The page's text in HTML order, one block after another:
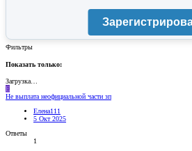
Фильтры
Показать только:
Загрузка…
Е
Не выплата неофициальной части зп
Елена111
5 Окт 2025
Ответы
1